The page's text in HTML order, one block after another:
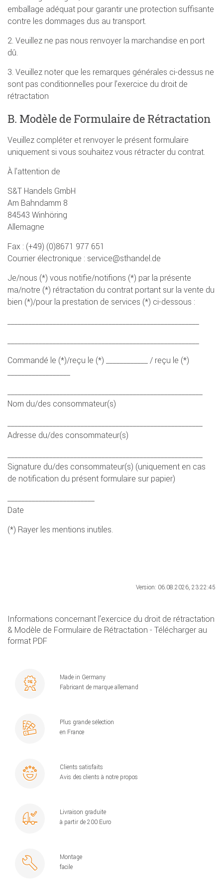
emballage adéquat pour garantir une protection suffisante
contre les dommages dus au transport.
2. Veuillez ne pas nous renvoyer la marchandise en port
dû.
3. Veuillez noter que les remarques générales ci-dessus ne
sont pas conditionnelles pour l’exercice du droit de
rétractation
B. Modèle de Formulaire de Rétractation
Veuillez compléter et renvoyer le présent formulaire
uniquement si vous souhaitez vous rétracter du contrat.
À l'attention de
S&T Handels GmbH
Am Bahndamm 8
84543 Winhöring
Allemagne
Fax : (+49) (0)8671 977 651
Courrier électronique : service@sthandel.de
Je/nous (*) vous notifie/notifions (*) par la présente
ma/notre (*) rétractation du contrat portant sur la vente du
bien (*)/pour la prestation de services (*) ci-dessous :
Commandé le (*)/reçu le (*) ____________ / reçu le (*)
Nom du/des consommateur(s)
Adresse du/des consommateur(s)
Signature du/des consommateur(s) (uniquement en cas
de notification du présent formulaire sur papier)
Date
(*) Rayer les mentions inutiles.
Version: 06.08.2026, 23:22:45
Informations concernant l’exercice du droit de rétractation
& Modèle de Formulaire de Rétractation - Télécharger au
format PDF
Made in Germany
Fabricant de marque allemand
Plus grande sélection
en France
Clients satisfaits
Avis des clients à notre propos
Livraison graduite
à partir de 200 Euro
Montage
facile